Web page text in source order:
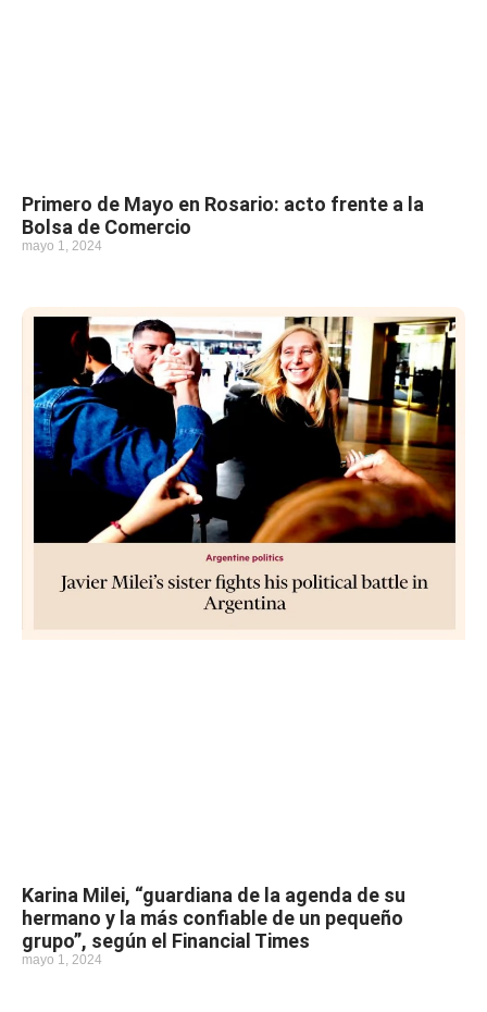
Primero de Mayo en Rosario: acto frente a la
Bolsa de Comercio
mayo 1, 2024
Karina Milei, “guardiana de la agenda de su
hermano y la más confiable de un pequeño
grupo”, según el Financial Times
mayo 1, 2024